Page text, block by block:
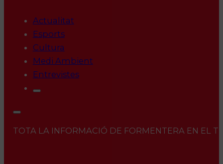
Actualitat
Esports
Cultura
Medi Ambient
Entrevistes
TOTA LA INFORMACIÓ DE FORMENTERA EN EL